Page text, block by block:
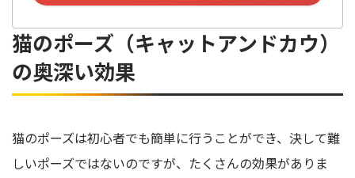
猫のポーズ（キャットアンドカウ）
の奥深い効果
猫のポーズは初心者でも簡単に行うことができ、決して難
しいポーズではないのですが、たくさんの効果がありま